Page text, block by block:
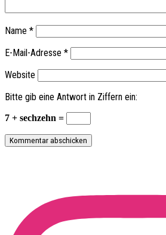
Name *
E-Mail-Adresse *
Website
Bitte gib eine Antwort in Ziffern ein:
7 + sechzehn =